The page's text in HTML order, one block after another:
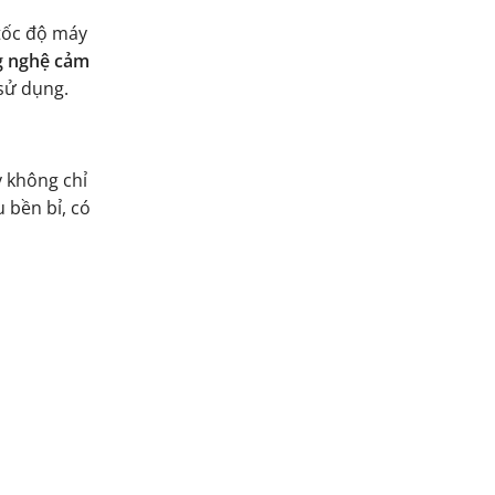
độ máy
nghệ cảm
dụng.
không chỉ
bền bỉ, có